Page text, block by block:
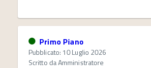
Primo Piano
Pubblicato: 10 Luglio 2026
Scritto daAmministratore